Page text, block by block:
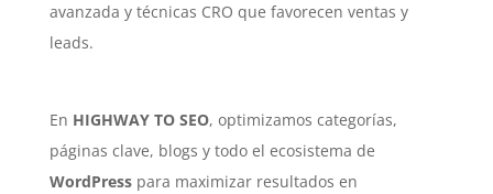
avanzada y técnicas CRO que favorecen ventas y
leads.
En HIGHWAY TO SEO, optimizamos categorías,
páginas clave, blogs y todo el ecosistema de
WordPresspara maximizar resultados en